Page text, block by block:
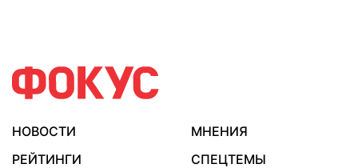
НОВОСТИ
МНЕНИЯ
РЕЙТИНГИ
СПЕЦТЕМЫ